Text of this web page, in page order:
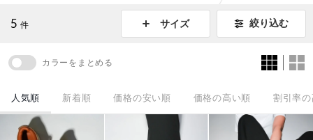
5 件 サイズ 絞り込む
カラーをまとめる
人気順 新着順 価格の安い順 価格の高い順 割引率